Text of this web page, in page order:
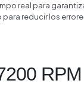
real para
reducir los
RPM